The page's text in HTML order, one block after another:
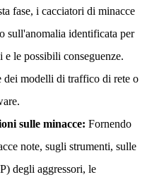
fase, i cacciatori di minacce
sull'anomalia identificata per
le possibili conseguenze.
dei modelli di traffico di rete o
sulle minacce: Fornendo
note, sugli strumenti, sulle
degli aggressori, le